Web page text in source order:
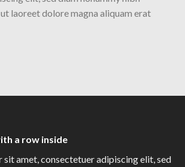
laoreet dolore magna aliquam erat
a row inside
sit amet, consectetuer adipiscing elit, sed